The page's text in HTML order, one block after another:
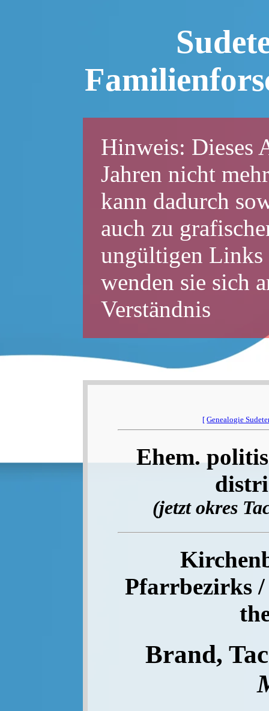
Hinweis: Dieses
Jahren nicht
kann dadurch
auch zu
ungültigen Links
wenden sie sich
Verständnis
[ Genealogie
Ehem.
(jetzt okres
Pfarrbezirks
Brand,